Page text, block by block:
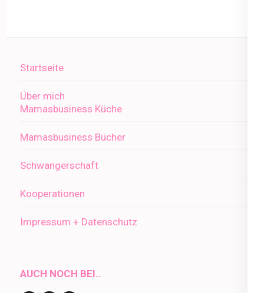
Startseite
Über mich
Mamasbusiness Küche
Mamasbusiness Bücher
Schwangerschaft
Kooperationen
Impressum + Datenschutz
AUCH NOCH BEI..